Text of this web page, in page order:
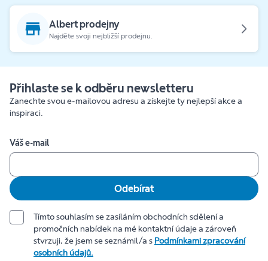
Albert prodejny
Najděte svoji nejbližší prodejnu.
Přihlaste se k odběru newsletteru
Zanechte svou e-mailovou adresu a získejte ty nejlepší akce a
inspiraci.
Váš e-mail
Odebírat
Tímto souhlasím se zasíláním obchodních sdělení a
promočních nabídek na mé kontaktní údaje a zároveň
stvrzuji, že jsem se seznámil/a s Podmínkami zpracování
osobních údajů.